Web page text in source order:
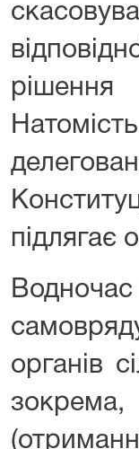
підлягає
Водночас
органів
зокрема,